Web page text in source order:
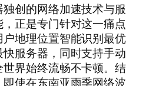
创的网络加速技术与服
正是专门针对这一痛点
地理位置智能识别最优
服务器，同时支持手动
界始终流畅不卡顿。结
使在东南亚雨季网络波